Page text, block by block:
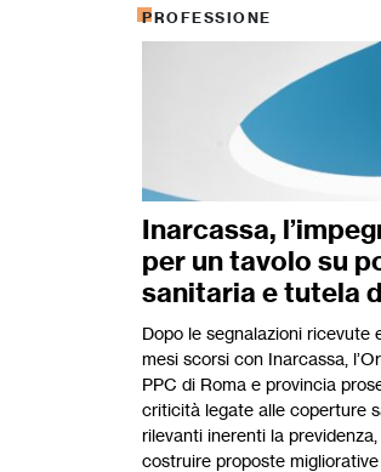
PROFESSIONE
Inarcassa,
per un tavolo su
sanitaria e tutela
Dopo le segnalazioni ricevute
mesi scorsi con Inarcassa,
PPC di Roma e provincia
criticità legate alle coperture
rilevanti inerenti la previdenza,
costruire proposte